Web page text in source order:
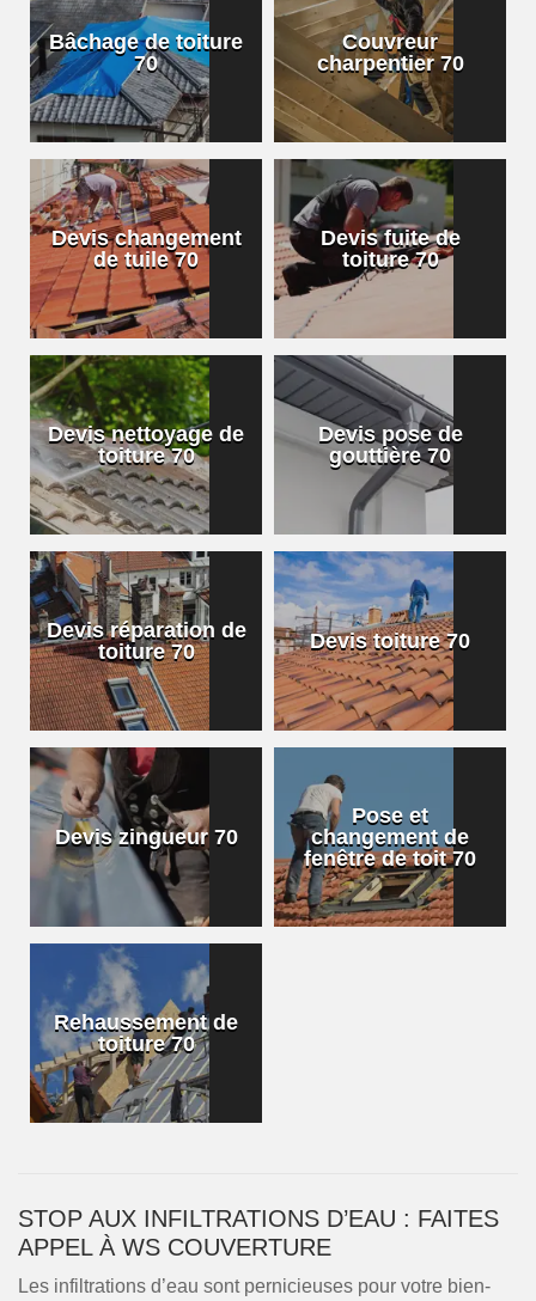
Bâchage de toiture
70
Couvreur
charpentier 70
Devis changement
de tuile 70
Devis fuite de
toiture 70
Devis nettoyage de
toiture 70
Devis pose de
gouttière 70
Devis réparation de
toiture 70
Devis toiture 70
Devis zingueur 70
Pose et
changement de
fenêtre de toit 70
Rehaussement de
toiture 70
STOP AUX INFILTRATIONS D’EAU : FAITES
APPEL À WS COUVERTURE
Les infiltrations d’eau sont pernicieuses pour votre bien-